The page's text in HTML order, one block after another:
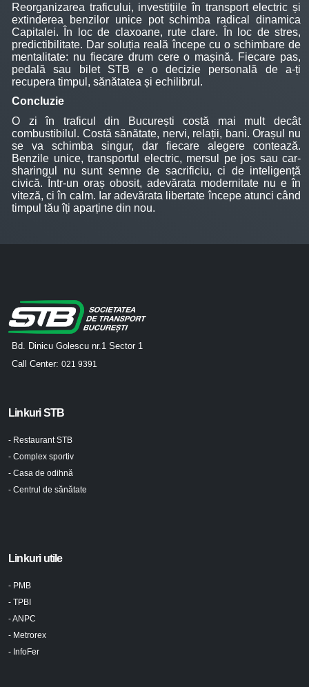
Reorganizarea traficului, investițiile în transport electric și
extinderea benzilor unice pot schimba radical dinamica
Capitalei. În loc de claxoane, rute clare. În loc de stres,
predictibilitate. Dar soluția reală începe cu o schimbare de
mentalitate: nu fiecare drum cere o mașină. Fiecare pas,
pedală sau bilet STB e o decizie personală de a-ți
recupera timpul, sănătatea și echilibrul.
Concluzie
O zi în traficul din București costă mai mult decât
combustibilul. Costă sănătate, nervi, relații, bani. Orașul nu
se va schimba singur, dar fiecare alegere contează.
Benzile unice, transportul electric, mersul pe jos sau car-
sharingul nu sunt semne de sacrificiu, ci de inteligență
civică. Într-un oraș obosit, adevărata modernitate nu e în
viteză, ci în calm. Iar adevărata libertate începe atunci când
timpul tău îți aparține din nou.
Bd. Dinicu Golescu nr.1 Sector 1
Call Center: 021 9391
Linkuri STB
- Restaurant STB
- Complex sportiv
- Casa de odihnă
- Centrul de sănătate
Linkuri utile
- PMB
- TPBI
- ANPC
- Metrorex
- InfoFer